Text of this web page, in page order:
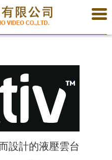
設計的液壓雲台